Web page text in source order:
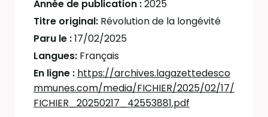
Année de publication :2025
Titre original: Révolution de la longévité
Paru le :17/02/2025
Langues: Français
En ligne : https://archives.lagazettedesco
mmunes.com/media/FICHIER/2025/02/17/
FICHIER_20250217_42553881.pdf